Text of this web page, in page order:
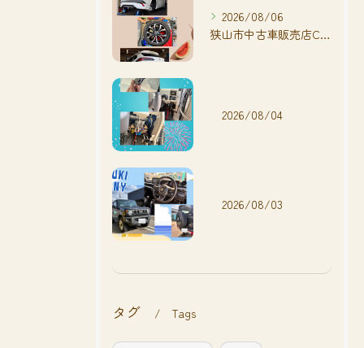
2026/08/06
狭山市中古車販売店CarShop FACT.🚗
2026/08/04
2026/08/03
タグ Tags